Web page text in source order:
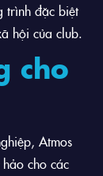
trình đặc biệt
hội của club.
cho
Atmos
cho các